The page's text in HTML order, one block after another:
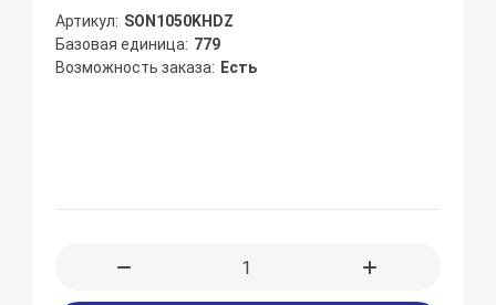
Артикул
SON1050KHDZ
Базовая единица 779
Возможность заказа
Есть